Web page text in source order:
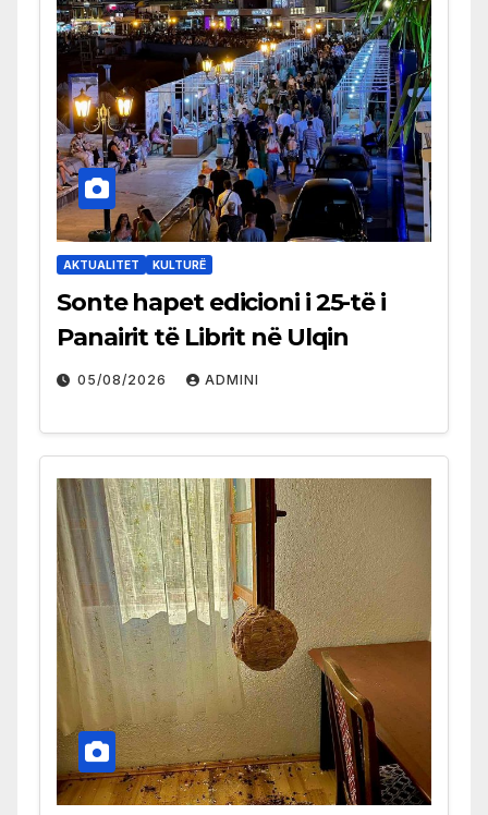
AKTUALITET KULTURË
Sonte hapet edicioni i 25-të i
Panairit të Librit në Ulqin
05/08/2026 ADMINI